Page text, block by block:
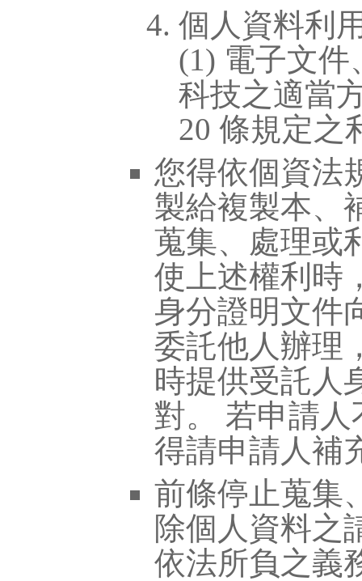
個人資料利
(1) 電子文
科技之適當
20 條規定之
您得依個資法
製給複製本、
蒐集、處理或
使上述權利時
身分證明文件
委託他人辦理
時提供受託人
對。 若申請
得請申請人補
前條停止蒐集
除個人資料之
依法所負之義